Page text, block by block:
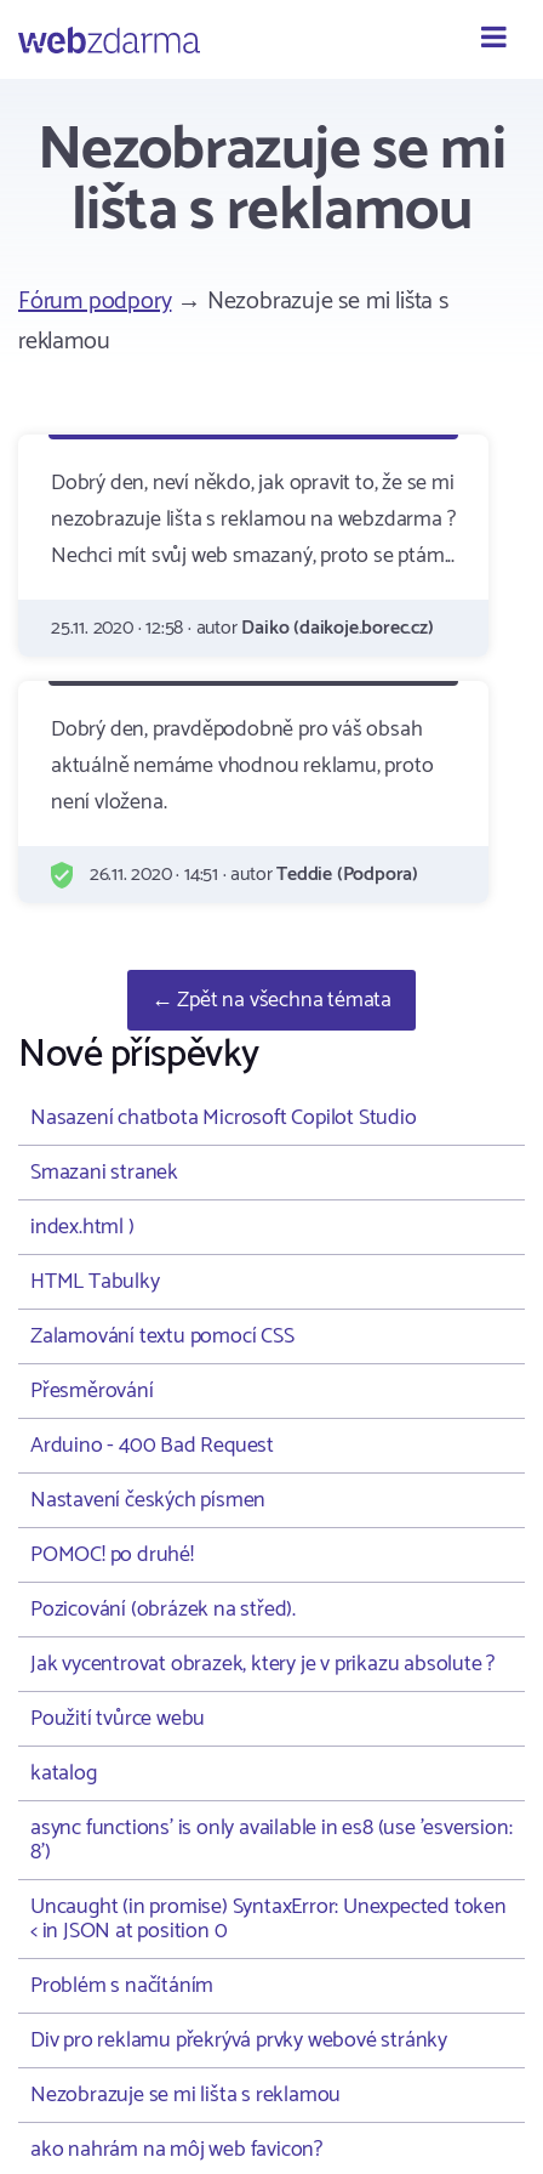
Webzdarma
Nezobrazuje se mi
lišta s reklamou
Fórum podpory→ Nezobrazuje se mi lišta s
reklamou
Dobrý den, neví někdo, jak opravit to, že se mi
nezobrazuje lišta s reklamou na webzdarma ?
Nechci mít svůj web smazaný, proto se ptám...
25.11. 2020 · 12:58 · autorDaiko (daikoje.borec.cz)
Dobrý den, pravděpodobně pro váš obsah
aktuálně nemáme vhodnou reklamu, proto
není vložena.
26.11. 2020 · 14:51 · autorTeddie (Podpora)
← Zpět na všechna témata
Nové příspěvky
Nasazení chatbota Microsoft Copilot Studio
Smazani stranek
index.html )
HTML Tabulky
Zalamování textu pomocí CSS
Přesměrování
Arduino - 400 Bad Request
Nastavení českých písmen
POMOC! po druhé!
Pozicování (obrázek na střed).
Jak vycentrovat obrazek, ktery je v prikazu absolute ?
Použití tvůrce webu
katalog
async functions' is only available in es8 (use 'esversion:
8')
Uncaught (in promise) SyntaxError: Unexpected token
< in JSON at position 0
Problém s načítáním
Div pro reklamu překrývá prvky webové stránky
Nezobrazuje se mi lišta s reklamou
ako nahrám na môj web favicon?